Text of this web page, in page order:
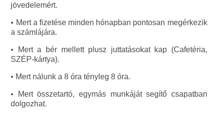
jövedelemért.
• Mert a fizetése minden hónapban pontosan megérkezik
a számlájára.
• Mert a bér mellett plusz juttatásokat kap (Cafetéria,
SZÉP-kártya).
• Mert nálunk a 8 óra tényleg 8 óra.
• Mert összetartó, egymás munkáját segítő csapatban
dolgozhat.